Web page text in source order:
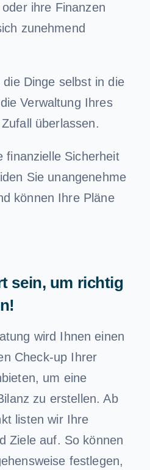
ihre Finanzen
zunehmend
Dinge selbst in die
Verwaltung Ihres
überlassen.
finanzielle Sicherheit
Sie unangenehme
können Ihre Pläne
sein, um richtig
wird Ihnen einen
Check-up Ihrer
um eine
zu erstellen. Ab
listen wir Ihre
Ziele auf. So können
festlegen,